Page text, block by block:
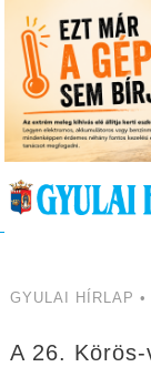
GYULAI HÍRLAP •
A 26.